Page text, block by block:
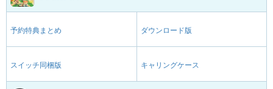
予約特典まとめ ダウンロード版
スイッチ同梱版 キャリングケース